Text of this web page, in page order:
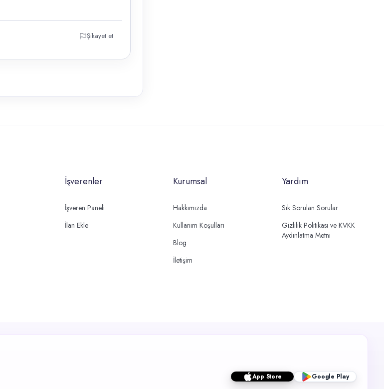
Şikayet et
İşverenler
İşveren Paneli
İlan Ekle
Kurumsal
Hakkımızda
Kullanım Koşulları
Blog
İletişim
Yardım
Sık Sorulan Sorular
Gizlilik Politikası ve KVKK
Aydınlatma Metni
App Store Google Play